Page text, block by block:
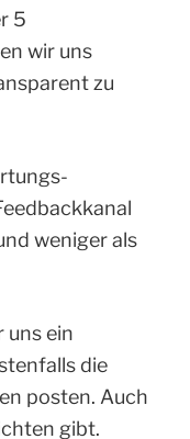
5
wir uns
zu
weniger als
uns ein
die
posten. Auch
gibt.